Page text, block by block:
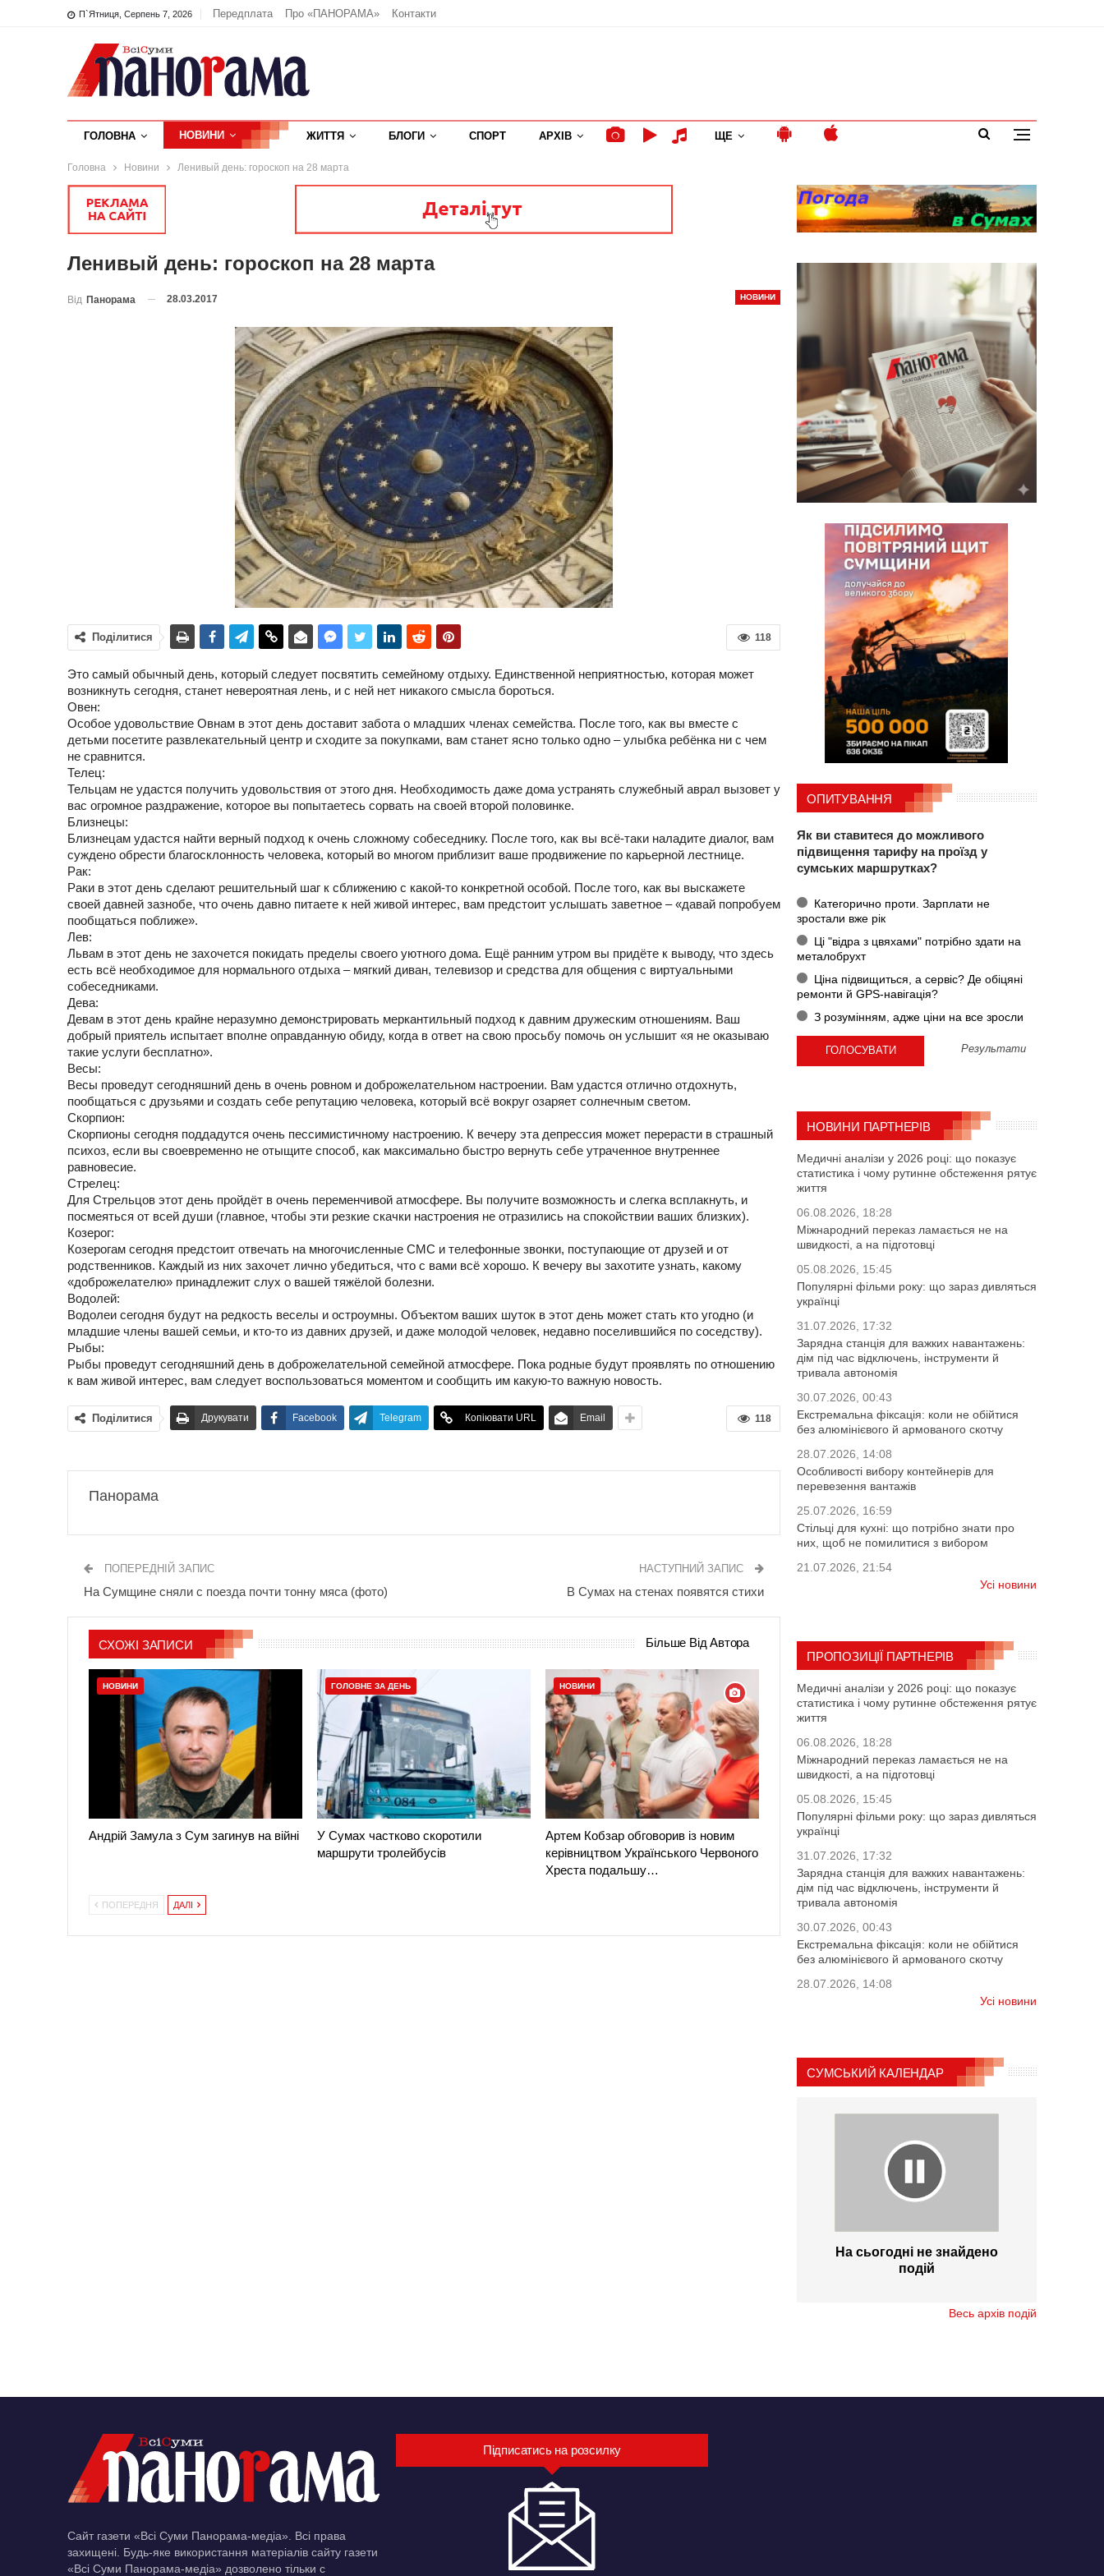
П`ятниця, Серпень 7, 2026 Передплата Про «ПАНОРАМА» Контакти
ГОЛОВНА НОВИНИ ЖИТТЯ БЛОГИ СПОРТ АРХІВ ЩЕ
Головна Новини Ленивый день: гороскоп на 28 марта
Ленивый день: гороскоп на 28 марта
НОВИНИ
Від Панорама 28.03.2017
118
Поділитися
Это самый обычный день, который следует посвятить семейному отдыху. Единственной неприятностью, которая может
возникнуть сегодня, станет невероятная лень, и с ней нет никакого смысла бороться.
Овен:
Особое удовольствие Овнам в этот день доставит забота о младших членах семейства. После того, как вы вместе с
детьми посетите развлекательный центр и сходите за покупками, вам станет ясно только одно – улыбка ребёнка ни с чем
не сравнится.
Телец:
Тельцам не удастся получить удовольствия от этого дня. Необходимость даже дома устранять служебный аврал вызовет у
вас огромное раздражение, которое вы попытаетесь сорвать на своей второй половинке.
Близнецы:
Близнецам удастся найти верный подход к очень сложному собеседнику. После того, как вы всё-таки наладите диалог, вам
суждено обрести благосклонность человека, который во многом приблизит ваше продвижение по карьерной лестнице.
Рак:
Раки в этот день сделают решительный шаг к сближению с какой-то конкретной особой. После того, как вы выскажете
своей давней зазнобе, что очень давно питаете к ней живой интерес, вам предстоит услышать заветное – «давай попробуем
пообщаться поближе».
Лев:
Львам в этот день не захочется покидать пределы своего уютного дома. Ещё ранним утром вы придёте к выводу, что здесь
есть всё необходимое для нормального отдыха – мягкий диван, телевизор и средства для общения с виртуальными
собеседниками.
Дева:
Девам в этот день крайне неразумно демонстрировать меркантильный подход к давним дружеским отношениям. Ваш
добрый приятель испытает вполне оправданную обиду, когда в ответ на свою просьбу помочь он услышит «я не оказываю
такие услуги бесплатно».
Весы:
Весы проведут сегодняшний день в очень ровном и доброжелательном настроении. Вам удастся отлично отдохнуть,
пообщаться с друзьями и создать себе репутацию человека, который всё вокруг озаряет солнечным светом.
Скорпион:
Скорпионы сегодня поддадутся очень пессимистичному настроению. К вечеру эта депрессия может перерасти в страшный
психоз, если вы своевременно не отыщите способ, как максимально быстро вернуть себе утраченное внутреннее
равновесие.
Стрелец:
Для Стрельцов этот день пройдёт в очень переменчивой атмосфере. Вы получите возможность и слегка всплакнуть, и
посмеяться от всей души (главное, чтобы эти резкие скачки настроения не отразились на спокойствии ваших близких).
Козерог:
Козерогам сегодня предстоит отвечать на многочисленные СМС и телефонные звонки, поступающие от друзей и от
родственников. Каждый из них захочет лично убедиться, что с вами всё хорошо. К вечеру вы захотите узнать, какому
«доброжелателю» принадлежит слух о вашей тяжёлой болезни.
Водолей:
Водолеи сегодня будут на редкость веселы и остроумны. Объектом ваших шуток в этот день может стать кто угодно (и
младшие члены вашей семьи, и кто-то из давних друзей, и даже молодой человек, недавно поселившийся по соседству).
Рыбы:
Рыбы проведут сегодняшний день в доброжелательной семейной атмосфере. Пока родные будут проявлять по отношению
к вам живой интерес, вам следует воспользоваться моментом и сообщить им какую-то важную новость.
118
Поділитися Друкувати Facebook Telegram Копіювати URL Email
Панорама
ПОПЕРЕДНІЙ ЗАПИС
На Сумщине сняли с поезда почти тонну мяса (фото)
НАСТУПНИЙ ЗАПИС
В Сумах на стенах появятся стихи
СХОЖІ ЗАПИСИ Більше Від Автора
НОВИНИ
Андрій Замула з Сум загинув на війні
ГОЛОВНЕ ЗА ДЕНЬ
У Сумах частково скоротили
маршрути тролейбусів
НОВИНИ
Артем Кобзар обговорив із новим
керівництвом Українського Червоного
Хреста подальшу…
ПОПЕРЕДНЯ ДАЛІ
ОПИТУВАННЯ
Як ви ставитеся до можливого
підвищення тарифу на проїзд у
сумських маршрутках?
Категорично проти. Зарплати не
зростали вже рік
Ці "відра з цвяхами" потрібно здати на
металобрухт
Ціна підвищиться, а сервіс? Де обіцяні
ремонти й GPS-навігація?
З розумінням, адже ціни на все зросли
Результати
НОВИНИ ПАРТНЕРІВ
Медичні аналізи у 2026 році: що показує
статистика і чому рутинне обстеження рятує
життя
06.08.2026, 18:28
Міжнародний переказ ламається не на
швидкості, а на підготовці
05.08.2026, 15:45
Популярні фільми року: що зараз дивляться
українці
31.07.2026, 17:32
Зарядна станція для важких навантажень:
дім під час відключень, інструменти й
тривала автономія
30.07.2026, 00:43
Екстремальна фіксація: коли не обійтися
без алюмінієвого й армованого скотчу
28.07.2026, 14:08
Особливості вибору контейнерів для
перевезення вантажів
25.07.2026, 16:59
Стільці для кухні: що потрібно знати про
них, щоб не помилитися з вибором
21.07.2026, 21:54
Усі новини
ПРОПОЗИЦІЇ ПАРТНЕРІВ
Медичні аналізи у 2026 році: що показує
статистика і чому рутинне обстеження рятує
життя
06.08.2026, 18:28
Міжнародний переказ ламається не на
швидкості, а на підготовці
05.08.2026, 15:45
Популярні фільми року: що зараз дивляться
українці
31.07.2026, 17:32
Зарядна станція для важких навантажень:
дім під час відключень, інструменти й
тривала автономія
30.07.2026, 00:43
Екстремальна фіксація: коли не обійтися
без алюмінієвого й армованого скотчу
28.07.2026, 14:08
Усі новини
СУМСЬКИЙ КАЛЕНДАР
На сьогодні не знайдено
подій
Весь архів подій
Сайт газети «Всі Суми Панорама-медіа». Всі права
захищені. Будь-яке використання матеріалів сайту газети
«Всі Суми Панорама-медіа» дозволено тільки c
Підписатись на розсилку